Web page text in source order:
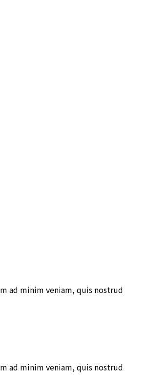
ad minim veniam, quis nostrud
ad minim veniam, quis nostrud